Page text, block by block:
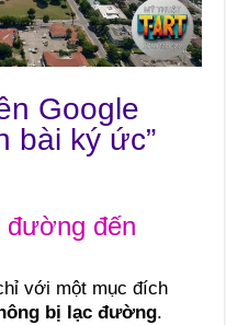
Google
bài ký ức”
đường đến
với một mục đích
bị lạc đường.